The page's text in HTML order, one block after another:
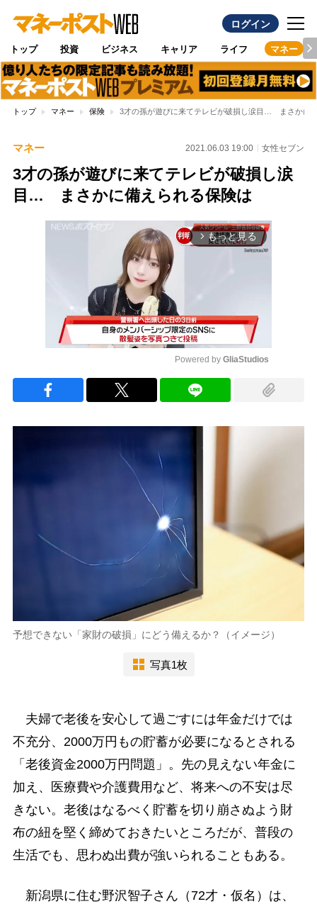
ログイン
トップ 投資 ビジネス キャリア ライフ マネー
トップ マネー 保険 3才の孫が遊びに来てテレビが破損し涙目… まさかに
マネー 2021.06.03 19:00 女性セブン
3才の孫が遊びに来てテレビが破損し涙
目… まさかに備えられる保険は
arrow_forward_ios もっと見る
Powered by GliaStudios
予想できない「家財の破損」にどう備えるか？（イメージ）
写真1枚
夫婦で老後を安心して過ごすには年金だけでは
不充分、2000万円もの貯蓄が必要になるとされる
「老後資金2000万円問題」。先の見えない年金に
加え、医療費や介護費用など、将来への不安は尽
きない。老後はなるべく貯蓄を切り崩さぬよう財
布の紐を堅く締めておきたいところだが、普段の
生活でも、思わぬ出費が強いられることもある。
新潟県に住む野沢智子さん（72才・仮名）は、